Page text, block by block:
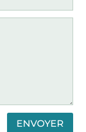
ENVOYER